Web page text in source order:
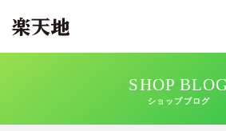
SHOP
ショップブログ